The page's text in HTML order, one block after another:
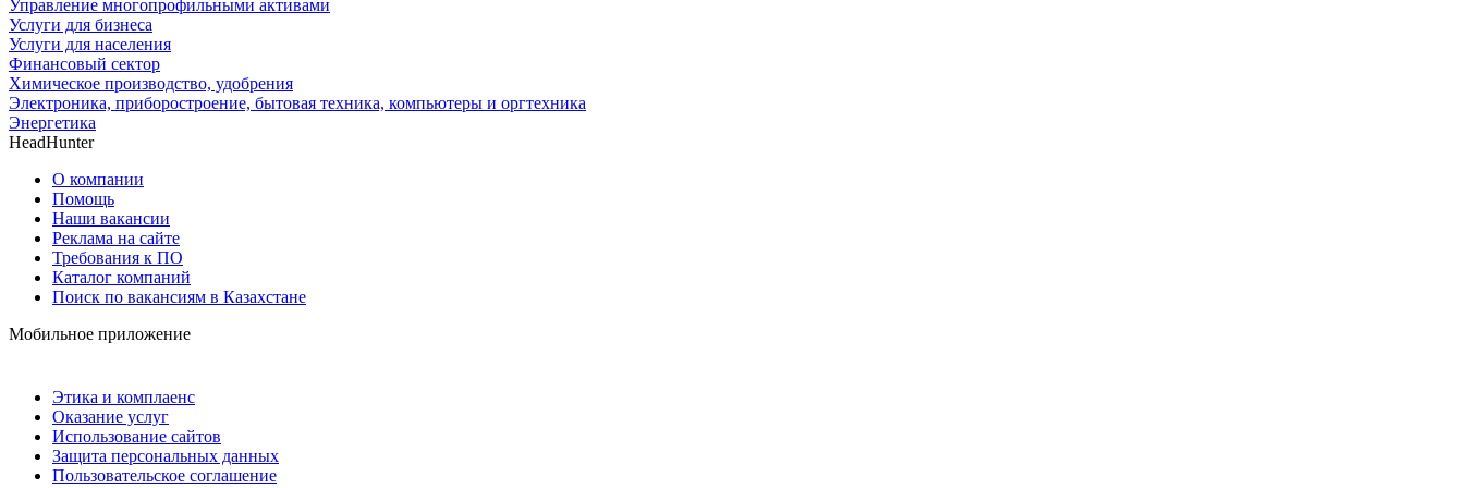
Управление многопрофильными активами
Услуги для бизнеса
Услуги для населения
Финансовый сектор
Химическое производство, удобрения
Электроника, приборостроение, бытовая техника, компьютеры и оргтехника
Энергетика
HeadHunter
О компании
Помощь
Наши вакансии
Реклама на сайте
Требования к ПО
Каталог компаний
Поиск по вакансиям в Казахстане
Мобильное приложение
Этика и комплаенс
Оказание услуг
Использование сайтов
Защита персональных данных
Пользовательское соглашение